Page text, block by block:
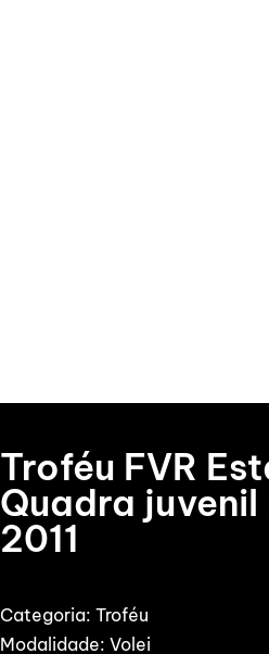
Troféu FVR
Quadra
2011
Categoria: Troféu
Modalidade: Volei